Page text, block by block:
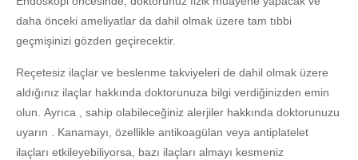
daha önceki ameliyatlar da dahil olmak üzere tam tıbbi
geçmişinizi gözden geçirecektir.
Reçetesiz ilaçlar ve beslenme takviyeleri de dahil olmak üzere
aldığınız ilaçlar hakkında doktorunuza bilgi verdiğinizden emin
olun. Ayrıca , sahip olabileceğiniz alerjiler hakkında doktorunuzu
uyarın . Kanamayı, özellikle antikoagülan veya antiplatelet
ilaçları etkileyebiliyorsa, bazı ilaçları almayı kesmeniz